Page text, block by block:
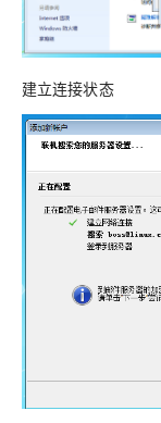
建立连接状态